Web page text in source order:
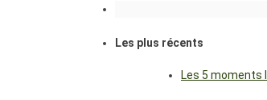
Les plus récents
Les 5 moments